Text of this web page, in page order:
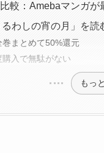
較：Amebaマンガが
わしの宵の月」を読
まとめて50%還元
入で無駄がない
もっ